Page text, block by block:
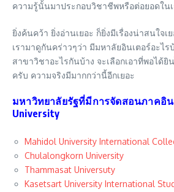
ความรู้นั้นมาประกอบวิชาชีพหรือต่อยอดใน
ยิ่งค้นคว้า ยิ่งอ่านเยอะ ก็ยิ่งมีเรื่องน่าสนใจเ
เรามาดูกันคร่าวๆว่า มีมหาลัยอินเตอร์อะไร
สาขาวิชาอะไรกันบ้าง จะเลือกเอาที่พอได้
ครับ ความจริงมีมากกว่านี้อีกเยอะ
มหาวิทยาลัยรัฐที่มีการจัดสอนภาคอิน
University
Mahidol University International
Chulalongkorn University
Thammasat Universuty
Kasetsart University International